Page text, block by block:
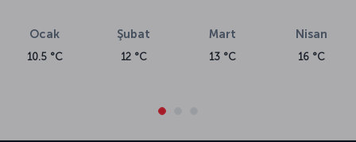
uçak bileti kâfi! Dalaman uçak bileti fiyatları ve Dalaman uçuşu için
ihtiyacınız olan tüm detaylara, içinde bulunduğunuz sayfanın yanı sıra
1981 yılında hizmete giren Dalaman Havalimanı (DLM), ilçe merkezinin
Ocak
10.5 °C
Şubat
12 °C
Mart
13 °C
Nisan
16 °C